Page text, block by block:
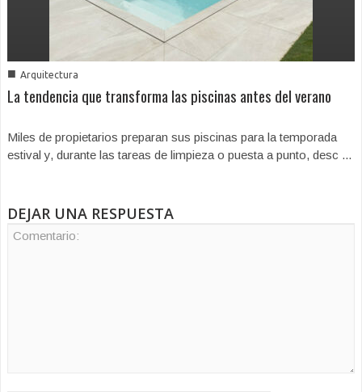
■ Arquitectura
La tendencia que transforma las piscinas antes del verano
Miles de propietarios preparan sus piscinas para la temporada
estival y, durante las tareas de limpieza o puesta a punto, desc ...
DEJAR UNA RESPUESTA